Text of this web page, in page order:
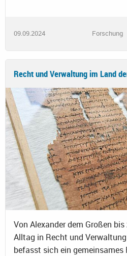
09.09.2024 Forschung
Recht und Verwaltung im Land
Von Alexander dem Großen
Alltag in Recht und
befasst sich ein gemeinsames